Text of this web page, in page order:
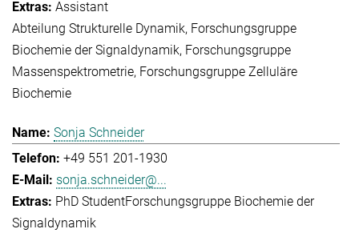
Assistant
Abteilung Strukturelle Dynamik Forschungsgruppe
Biochemie der Signaldynamik Forschungsgruppe
Massenspektrometrie Forschungsgruppe Zelluläre
Biochemie
Sonja Schneider
+49 551 201-1930
sonja.schneider@...
PhD StudentForschungsgruppe Biochemie der
Signaldynamik